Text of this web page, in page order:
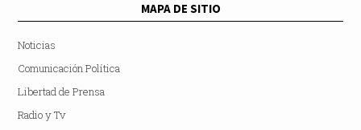
MAPA DE SITIO
Noticias
Comunicación Política
Libertad de Prensa
Radio y Tv